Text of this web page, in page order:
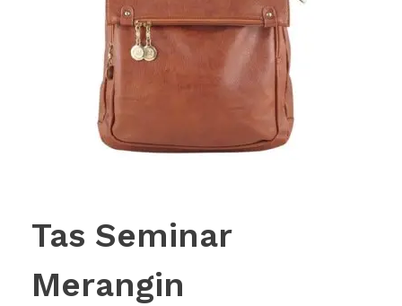
Tas Seminar
Merangin